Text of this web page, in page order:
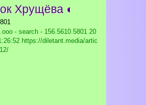
Хрущёва ◐
- search - 156.5610.5801 20
https://diletant.media/artic